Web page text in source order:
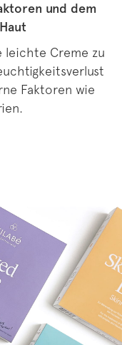
und dem
leichte Creme zu
Faktoren wie